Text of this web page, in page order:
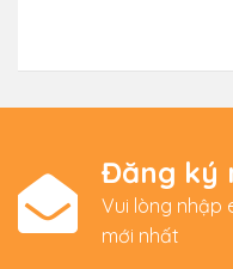
Đăng ký
Vui lòng nhập
mới nhất